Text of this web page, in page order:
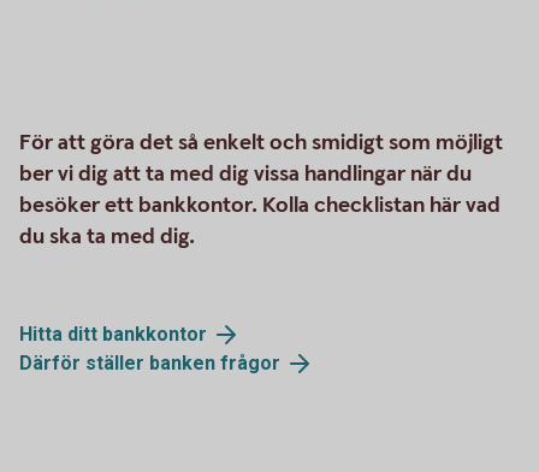
För att göra det så enkelt och smidigt som möjligt
ber vi dig att ta med dig vissa handlingar när du
besöker ett bankkontor. Kolla checklistan här vad
du ska ta med dig.
Hitta ditt bankkontor
Därför ställer banken frågor